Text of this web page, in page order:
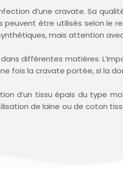
d’une cravate. Sa
être utilisés selon le
mais attention
différentes matières.
fois la cravate portée, si la
d’un tissu épais du type
de laine ou de coton